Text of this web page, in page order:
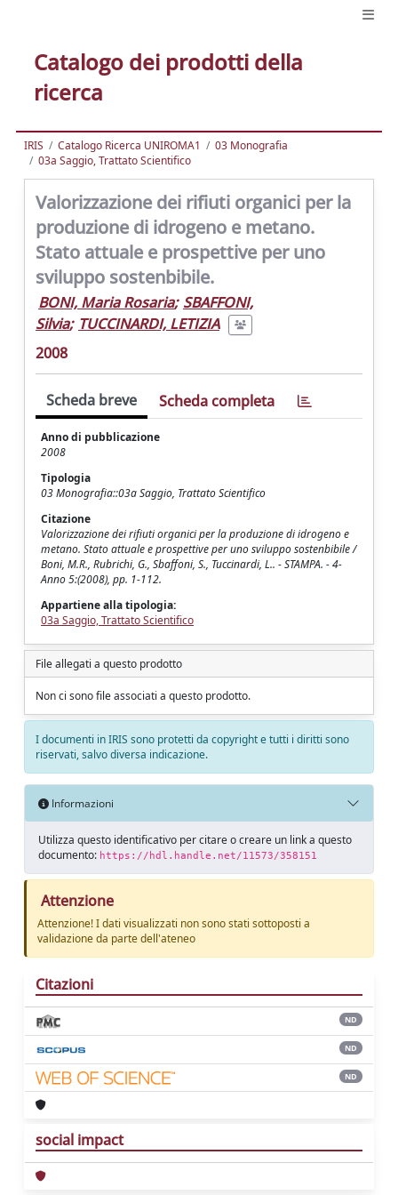
Catalogo dei prodotti della
ricerca
IRIS Catalogo Ricerca UNIROMA1
03 Monografia
03a Saggio, Trattato Scientifico
Valorizzazione dei rifiuti organici per la
produzione di idrogeno e metano.
Stato attuale e prospettive per uno
sviluppo sostenbibile.
BONI, Maria Rosaria; SBAFFONI,
Silvia; TUCCINARDI, LETIZIA
2008
Scheda breve Scheda completa
Anno di pubblicazione
2008
Tipologia
03 Monografia::03a Saggio, Trattato Scientifico
Citazione
Valorizzazione dei rifiuti organici per la produzione di idrogeno e
metano. Stato attuale e prospettive per uno sviluppo sostenbibile /
Boni, M.R., Rubrichi, G., Sbaffoni, S., Tuccinardi, L.. - STAMPA. - 4-
Anno 5:(2008), pp. 1-112.
Appartiene alla tipologia:
03a Saggio, Trattato Scientifico
File allegati a questo prodotto
Non ci sono file associati a questo prodotto.
I documenti in IRIS sono protetti da copyright e tutti i diritti sono
riservati, salvo diversa indicazione.
Informazioni
Utilizza questo identificativo per citare o creare un link a questo
documento: https://hdl.handle.net/11573/358151
Attenzione
Attenzione! I dati visualizzati non sono stati sottoposti a
validazione da parte dell'ateneo
Citazioni
ND
ND
ND
social impact